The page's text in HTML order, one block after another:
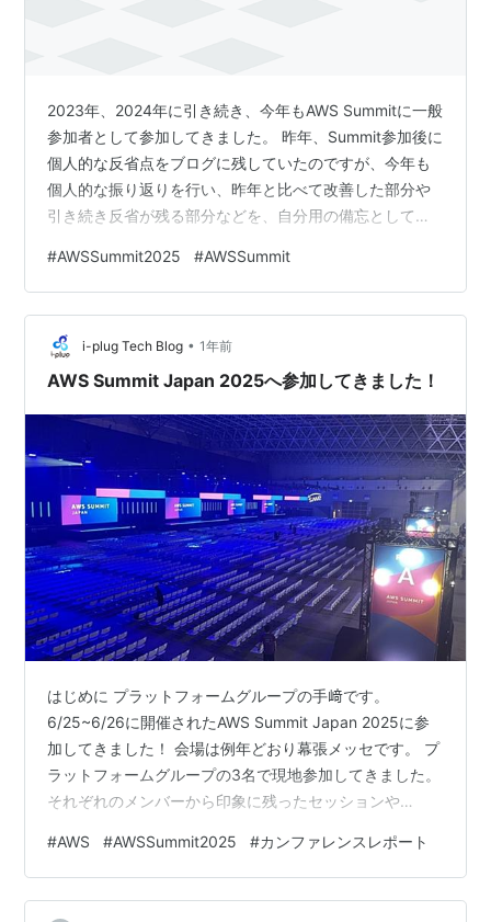
2023年、2024年に引き続き、今年もAWS Summitに一般
参加者として参加してきました。 昨年、Summit参加後に
個人的な反省点をブログに残していたのですが、今年も
個人的な振り返りを行い、昨年と比べて改善した部分や
引き続き反省が残る部分などを、自分用の備忘として残
グは以下です。 yuy-83.hatenablog.com 個人的な感想
AWS Builders' Fairがとても面白かった Expoの展示はど
こも人がスゴい。。 生成AIに関するブース・セッション
は去年に引き続き多かったが、、 リアルで友人知人に会
えて嬉しかった 2年…
#AWSSummit2025 #AWSSummit
i-plug Tech Blog • 1年前
AWS Summit Japan 2025へ参加してきました！
はじめに プラットフォームグループの手﨑です。
6/25~6/26に開催されたAWS Summit Japan 2025に参
加してきました！ 会場は例年どおり幕張メッセです。 プ
ラットフォームグループの3名で現地参加してきました。
それぞれのメンバーから印象に残ったセッションや
じめに 参加セッションのレポート 生成 AI による検索ア
プリケーションの拡張 組織全体で AWS コスト最適化を
加速する Amazon ECS & AWS Fargate 運用アーキテク
#AWS #AWSSummit2025 #カンファレンスレポート